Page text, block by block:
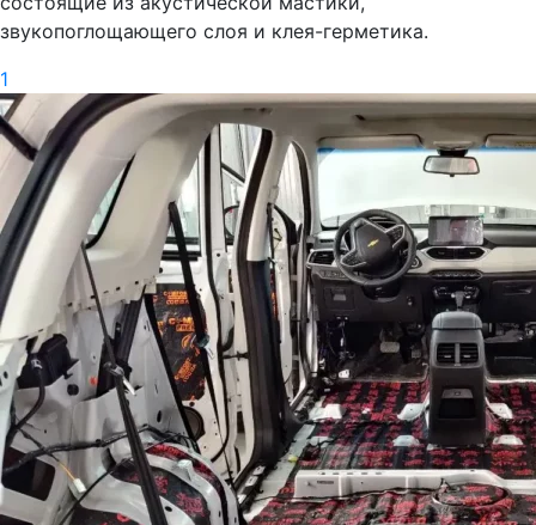
звукопоглощающего слоя и клея-герметика.
1